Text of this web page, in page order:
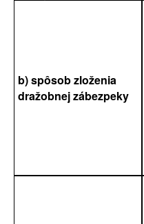
b) spôsob zloženia
dražobnej zábezpeky